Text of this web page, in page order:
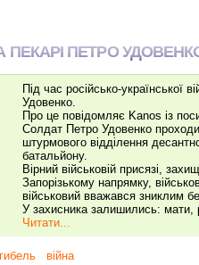
ПЕКАРІ ПЕТРО
Під час російсько-української
Удовенко.
Про це повідомляє Kanos із
Солдат Петро Удовенко
штурмового відділення
батальйону.
Вірний військовій присязі,
Запорізькому напрямку,
військовий вважався зниклим
У захисника залишились: мати,
Читати...
війна